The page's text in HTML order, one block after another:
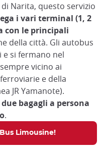
Narita, questo servizio
i vari terminal (1, 2
con le principali
della città. Gli autobus
e si fermano nel
vicino ai
e della
JR Yamanote).
bagagli a persona
.
Limousine!